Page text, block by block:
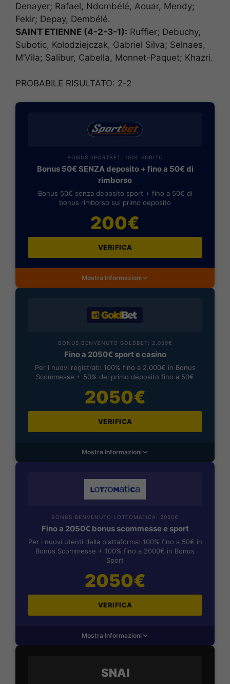
Denayer; Rafael, Ndombélé, Aouar, Mendy;
Fekir; Depay, Dembélé.
SAINT ETIENNE (4-2-3-1): Ruffier; Debuchy,
Subotic, Kolodziejczak, Gabriel Silva; Selnaes,
M’Vila; Salibur, Cabella, Monnet-Paquet; Khazri.
PROBABILE RISULTATO: 2-2
BONUS SPORTBET: 100€ SUBITO
Bonus 50€ SENZA deposito + fino a 50€ di
rimborso
Bonus 50€ senza deposito sport + fino a 50€ di
bonus rimborso sul primo deposito
200€
VERIFICA
Mostra Informazioni
BONUS BENVENUTO GOLDBET: 2.050€
Fino a 2050€ sport e casino
Per i nuovi registrati: 100% fino a 2.000€ in Bonus
Scommesse + 50% del primo deposito fino a 50€
2050€
VERIFICA
Mostra Informazioni
BONUS BENVENUTO LOTTOMATICA: 2050€
Fino a 2050€ bonus scommesse e sport
Per i nuovi utenti della piattaforma: 100% fino a 50€ in
Bonus Scommesse + 100% fino a 2000€ in Bonus
Sport
2050€
VERIFICA
Mostra Informazioni
SNAI